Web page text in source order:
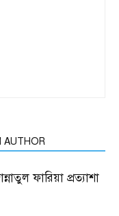
AUTHOR
ফারিয়া প্রত্যাশা